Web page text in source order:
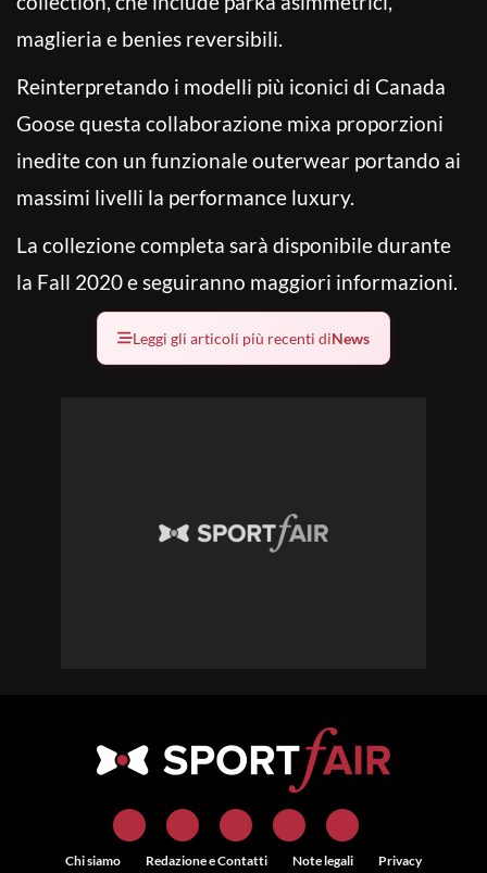
maglieria e benies reversibili.
Reinterpretando i modelli più iconici di Canada
Goose questa collaborazione mixa proporzioni
inedite con un funzionale outerwear portando ai
massimi livelli la performance luxury.
La collezione completa sarà disponibile durante
la Fall 2020 e seguiranno maggiori informazioni.
Leggi gli articoli più recenti diNews
Chi siamo Redazione e Contatti Note legali Privacy